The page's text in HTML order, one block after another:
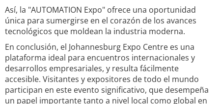
Así, la "AUTOMATION Expo" ofrece una oportunidad
única para sumergirse en el corazón de los avances
tecnológicos que moldean la industria moderna.
En conclusión, el Johannesburg Expo Centre es una
plataforma ideal para encuentros internacionales y
desarrollos empresariales, y resulta fácilmente
accesible. Visitantes y expositores de todo el mundo
participan en este evento significativo, que desempeña
un papel importante tanto a nivel local como global en